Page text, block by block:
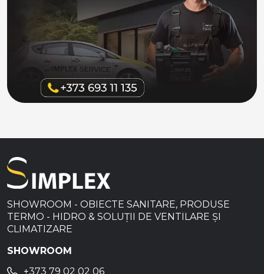
SHOWROOM - OBIECTE SANITARE, PRODUSE
TERMO - HIDRO & SOLUȚII DE VENTILARE ȘI
CLIMATIZARE
SHOWROOM
+373 79 02 02 06